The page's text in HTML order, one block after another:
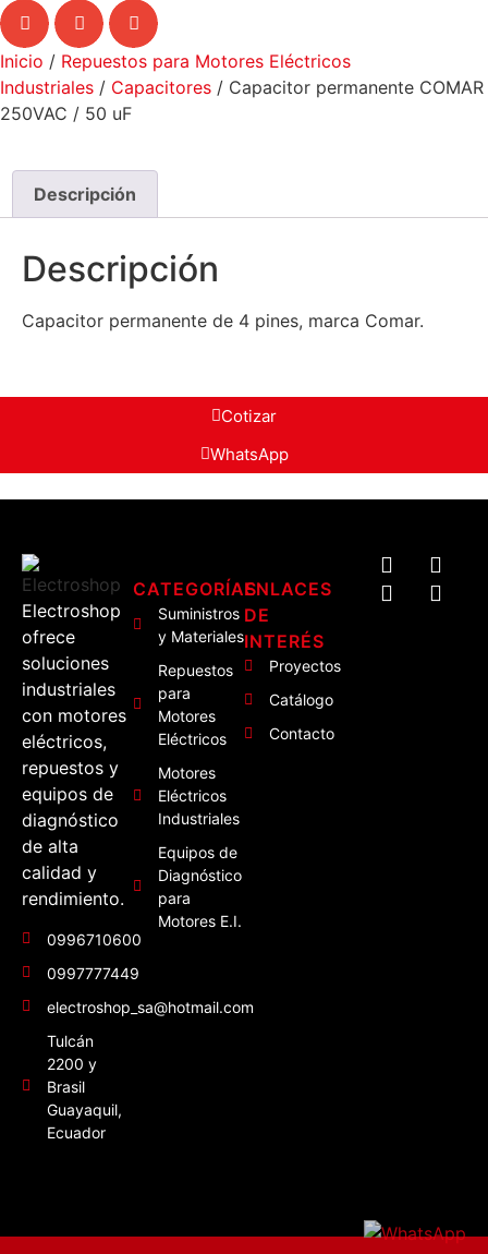
Inicio / Repuestos para Motores Eléctricos
Industriales / Capacitores / Capacitor permanente COMAR
250VAC / 50 uF
Descripción
Descripción
Capacitor permanente de 4 pines, marca Comar.
Cotizar
WhatsApp
Electroshop
ofrece
soluciones
industriales
con motores
eléctricos,
repuestos y
equipos de
diagnóstico
de alta
calidad y
rendimiento.
0996710600
0997777449
electroshop_sa@hotmail.com
Tulcán
2200 y
Brasil
Guayaquil,
Ecuador
CATEGORÍAS
Suministros
y Materiales
Repuestos
para
Motores
Eléctricos
Motores
Eléctricos
Industriales
Equipos de
Diagnóstico
para
Motores E.I.
ENLACES
DE
INTERÉS
Proyectos
Catálogo
Contacto